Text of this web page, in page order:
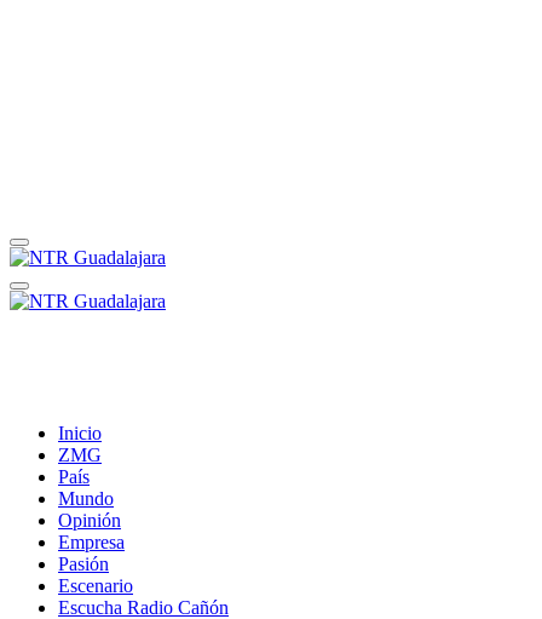
Inicio
ZMG
País
Mundo
Opinión
Empresa
Pasión
Escenario
Escucha Radio Cañón